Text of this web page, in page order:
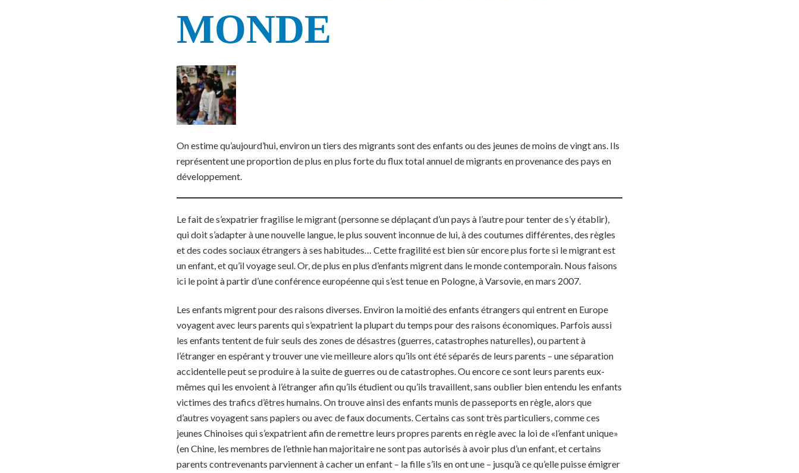
MONDE
On estime qu’aujourd’hui, environ un tiers des migrants sont des enfants ou des jeunes de moins de vingt ans. Ils
représentent une proportion de plus en plus forte du flux total annuel de migrants en provenance des pays en
développement.
Le fait de s’expatrier fragilise le migrant (personne se déplaçant d’un pays à l’autre pour tenter de s’y établir),
qui doit s’adapter à une nouvelle langue, le plus souvent inconnue de lui, à des coutumes différentes, des règles
et des codes sociaux étrangers à ses habitudes… Cette fragilité est bien sûr encore plus forte si le migrant est
un enfant, et qu’il voyage seul. Or, de plus en plus d’enfants migrent dans le monde contemporain. Nous faisons
ici le point à partir d’une conférence européenne qui s’est tenue en Pologne, à Varsovie, en mars 2007.
Les enfants migrent pour des raisons diverses. Environ la moitié des enfants étrangers qui entrent en Europe
voyagent avec leurs parents qui s’expatrient la plupart du temps pour des raisons économiques. Parfois aussi
les enfants tentent de fuir seuls des zones de désastres (guerres, catastrophes naturelles), ou partent à
l’étranger en espérant y trouver une vie meilleure alors qu’ils ont été séparés de leurs parents – une séparation
accidentelle peut se produire à la suite de guerres ou de catastrophes. Ou encore ce sont leurs parents eux-
mêmes qui les envoient à l’étranger afin qu’ils étudient ou qu’ils travaillent, sans oublier bien entendu les enfants
victimes des trafics d’êtres humains. On trouve ainsi des enfants munis de passeports en règle, alors que
d’autres voyagent sans papiers ou avec de faux documents. Certains cas sont très particuliers, comme ces
jeunes Chinoises qui s’expatrient afin de remettre leurs propres parents en règle avec la loi de «l’enfant unique»
(en Chine, les membres de l’ethnie han majoritaire ne sont pas autorisés à avoir plus d’un enfant, et certains
parents contrevenants parviennent à cacher un enfant – la fille s’ils en ont une – jusqu’à ce qu’elle puisse émigrer